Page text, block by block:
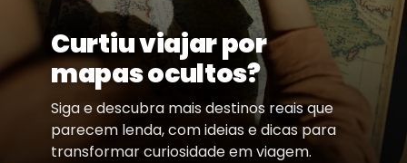
Curtiu viajar por
mapas ocultos?
Siga e descubra mais destinos reais que
parecem lenda, com ideias e dicas para
transformar curiosidade em viagem.